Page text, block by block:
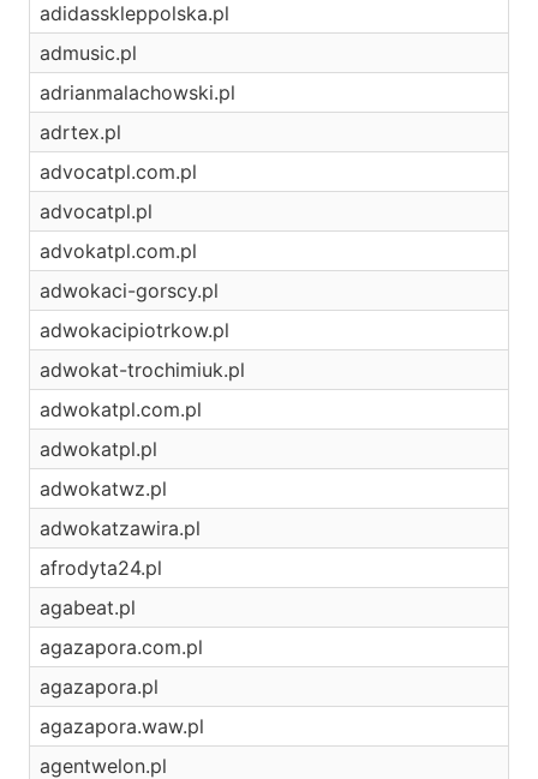
adidasskleppolska.pl
admusic.pl
adrianmalachowski.pl
adrtex.pl
advocatpl.com.pl
advocatpl.pl
advokatpl.com.pl
adwokaci-gorscy.pl
adwokacipiotrkow.pl
adwokat-trochimiuk.pl
adwokatpl.com.pl
adwokatpl.pl
adwokatwz.pl
adwokatzawira.pl
afrodyta24.pl
agabeat.pl
agazapora.com.pl
agazapora.pl
agazapora.waw.pl
agentwelon.pl